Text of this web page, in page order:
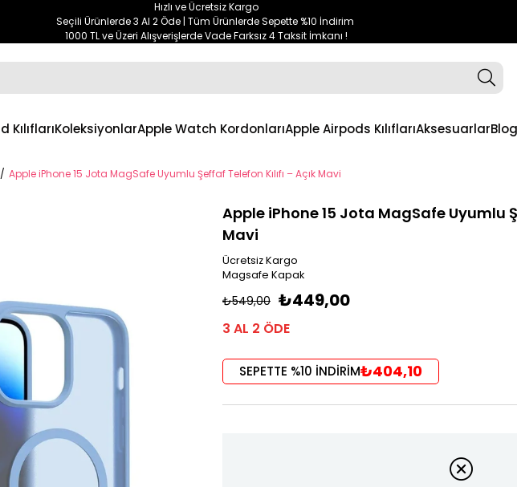
Hızlı ve Ücretsiz Kargo
Seçili Ürünlerde 3 Al 2 Öde | Tüm Ürünlerde Sepette %10 İndirim
1000 TL ve Üzeri Alışverişlerde Vade Farksız 4 Taksit İmkanı !
KılıflarıKoleksiyonlarApple Watch KordonlarıApple Airpods KılıflarıAksesuarlarBlog
Apple iPhone 15 Jota MagSafe Uyumlu Şeffaf Telefon Kılıfı – Açık Mavi
Apple iPhone 15 Jota MagSafe Uyumlu
Mavi
Ücretsiz Kargo
Magsafe Kapak
₺549,00 ₺449,00
3 AL 2 ÖDE
SEPETTE %10 İNDİRİM₺404,10